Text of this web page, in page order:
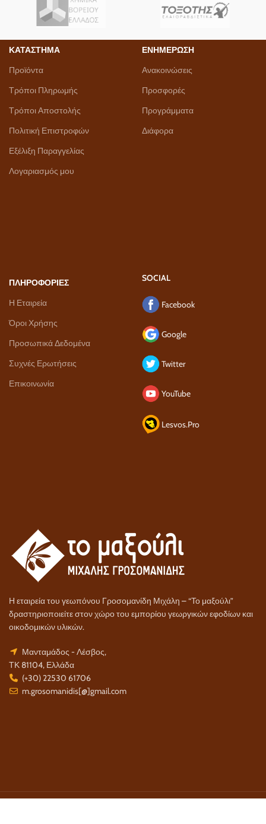
ΚΑΤΑΣΤΗΜΑ
Προϊόντα
Τρόποι Πληρωμής
Τρόποι Αποστολής
Πολιτική Επιστροφών
Εξέλιξη Παραγγελίας
Λογαριασμός μου
ΕΝΗΜΕΡΩΣΗ
Ανακοινώσεις
Προσφορές
Προγράμματα
Διάφορα
ΠΛΗΡΟΦΟΡΙΕΣ
Η Εταιρεία
Όροι Χρήσης
Προσωπικά Δεδομένα
Συχνές Ερωτήσεις
Επικοινωνία
SOCIAL
Facebook
Google
Twitter
YouTube
Lesvos.Pro
Η εταιρεία του γεωπόνου Γροσομανίδη Μιχάλη – “Το μαξούλι”
δραστηριοποιείτε στον χώρο του εμπορίου γεωργικών εφοδίων και
οικοδομικών υλικών.
Μανταμάδος - Λέσβος,
ΤΚ 81104, Ελλάδα
(+30) 22530 61706
m.grosomanidis[@]gmail.com